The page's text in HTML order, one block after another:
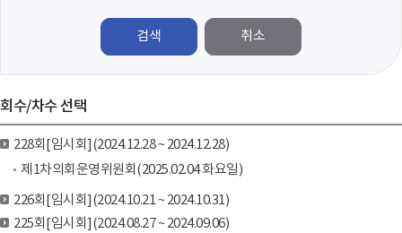
검색
회수/차수 선택
228회[임시회](2024.12.28 ~ 2024.12.28)
제1차의회운영위원회(2025.02.04 화요일)
226회[임시회](2024.10.21 ~ 2024.10.31)
225회[임시회](2024.08.27 ~ 2024.09.06)